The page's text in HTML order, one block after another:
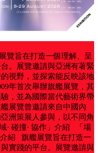
覽旨在打造一個理解、呈
。展覽邀請與亞洲有著緊
視野，並探索能反映該地
年首次舉辦旗艦展覽，其
，並為國際當代藝術界帶
展覽曾邀請來自中國內
洲策展人參與，以不同角
· 碰撞· 協作」介紹 「場
紹 旗艦展覽旨在打造一
實踐的平台。展覽邀請與